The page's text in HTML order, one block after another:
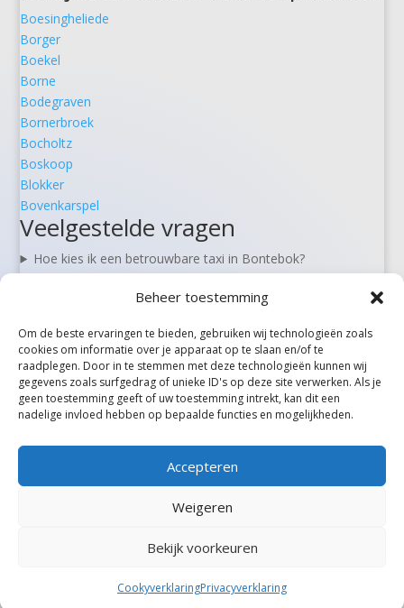
Beheer toestemming
Om de beste ervaringen te bieden, gebruiken wij technologieën zoals
cookies om informatie over je apparaat op te slaan en/of te
raadplegen. Door in te stemmen met deze technologieën kunnen wij
gegevens zoals surfgedrag of unieke ID's op deze site verwerken. Als je
geen toestemming geeft of uw toestemming intrekt, kan dit een
nadelige invloed hebben op bepaalde functies en mogelijkheden.
Accepteren
Weigeren
Bekijk voorkeuren
CookyverklaringPrivacyverklaring
Boesingheliede
Borger
Boekel
Borne
Bodegraven
Bornerbroek
Bocholtz
Boskoop
Blokker
Bovenkarspel
Veelgestelde vragen
Hoe kies ik een betrouwbare taxi in Bontebok?
Kan ik een taxi in Bontebok vooraf reserveren?
Zijn er 24/7 taxi’s beschikbaar in Bontebok?
Kan ik in Bontebok ook rolstoel- of zorgvervoer boeken?
Alle steden
©Taxireview, alle rechten voorbehouden.